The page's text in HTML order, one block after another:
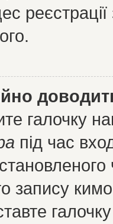
галочку
під час
запису